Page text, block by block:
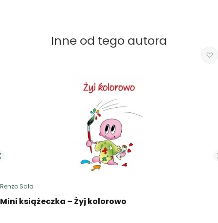
Inne od tego autora
Renzo Sala
Mini książeczka – Żyj kolorowo